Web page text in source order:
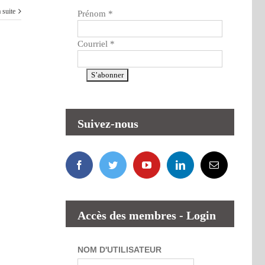
suite Prénom *
Courriel *
Suivez-nous
Accès des membres - Login
NOM D'UTILISATEUR